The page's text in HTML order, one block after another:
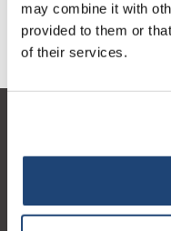
may combine it with
provided to them or
of their services.
Informatie
Contactgegevens